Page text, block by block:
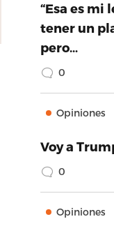
“Esa es mi
tener un
pero…
0
Opiniones
Voy a
0
Opiniones